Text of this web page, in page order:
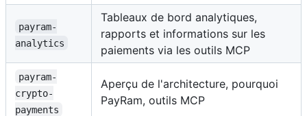
payram-
analytics
Tableaux de bord analytiques,
rapports et informations sur les
paiements via les outils MCP
payram-
crypto-
payments
Aperçu de l'architecture, pourquoi
PayRam, outils MCP